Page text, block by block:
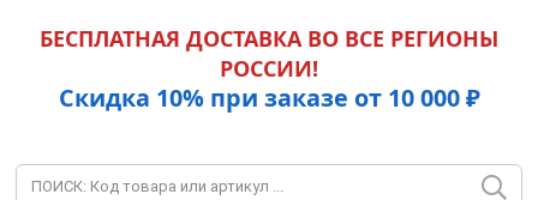
БЕСПЛАТНАЯ ДОСТАВКА ВО ВСЕ РЕГИОНЫ
РОССИИ!
Скидка 10% при заказе от 10 000 ₽